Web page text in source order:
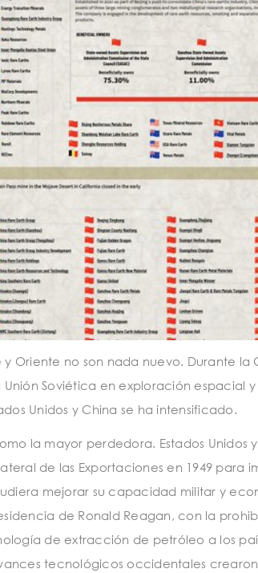
Oriente no son nada nuevo. Durante la
Soviética en exploración espacial y
Unidos y China se ha intensificado.
la mayor perdedora. Estados Unidos
de las Exportaciones en 1949 para
mejorar su capacidad militar y
de Ronald Reagan, con la
de extracción de petróleo a los
tecnológicos occidentales